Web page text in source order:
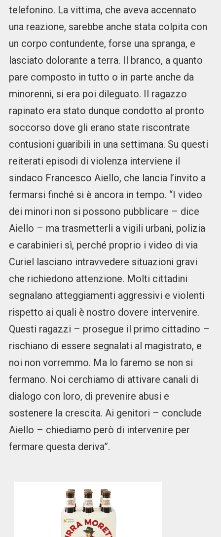
telefonino. La vittima, che aveva accennato
una reazione, sarebbe anche stata colpita con
un corpo contundente, forse una spranga, e
lasciato dolorante a terra. Il branco, a quanto
pare composto in tutto o in parte anche da
minorenni, si era poi dileguato. Il ragazzo
rapinato era stato dunque condotto al pronto
soccorso dove gli erano state riscontrate
contusioni guaribili in una settimana. Su questi
reiterati episodi di violenza interviene il
sindaco Francesco Aiello, che lancia l’invito a
fermarsi finché si è ancora in tempo. “I video
dei minori non si possono pubblicare – dice
Aiello – ma trasmetterli a vigili urbani, polizia
e carabinieri sì, perché proprio i video di via
Curiel lasciano intravvedere situazioni gravi
che richiedono attenzione. Molti cittadini
segnalano atteggiamenti aggressivi e violenti
rispetto ai quali è nostro dovere intervenire.
Questi ragazzi – prosegue il primo cittadino –
rischiano di essere segnalati al magistrato, e
noi non vorremmo. Ma lo faremo se non si
fermano. Noi cerchiamo di attivare canali di
dialogo con loro, di prevenire abusi e
sostenere la crescita. Ai genitori – conclude
Aiello – chiediamo però di intervenire per
fermare questa deriva”.